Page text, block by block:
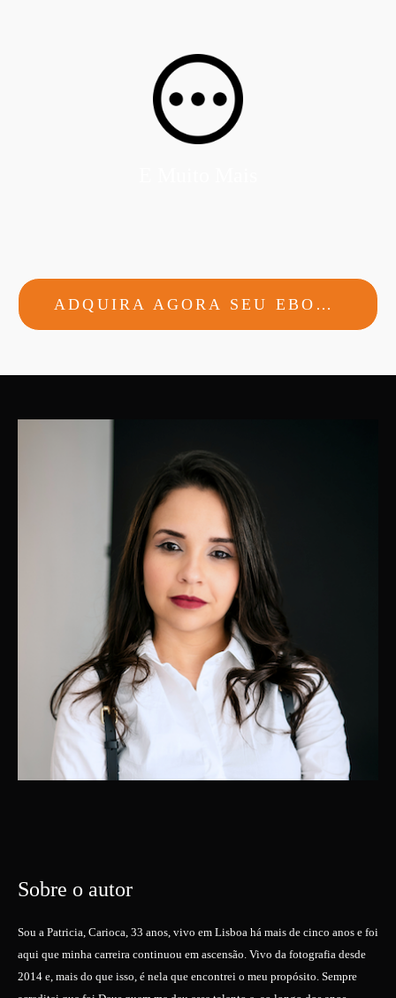
ADQUIRA AGORA SEU EBOOK
Sobre o autor
Sou a Patricia, Carioca, 33 anos, vivo em Lisboa há mais de cinco anos e foi
aqui que minha carreira continuou em ascensão. Vivo da fotografia desde
2014 e, mais do que isso, é nela que encontrei o meu propósito. Sempre